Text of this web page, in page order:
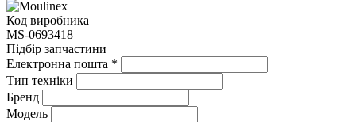
Код виробника
MS-0693418
Підбір запчастини
Електронна пошта *
Тип техніки
Бренд
Модель